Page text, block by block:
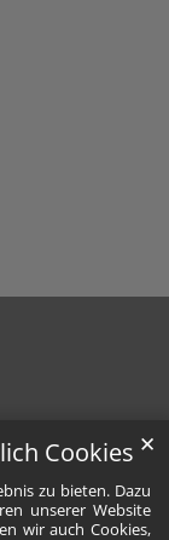
Cookies
zu bieten. Dazu
unserer Website
wir auch Cookies,
✕